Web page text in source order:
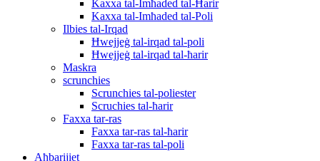
Kaxxa tal-Imħaded tal-Ħarir
Kaxxa tal-Imħaded tal-Poli
Ilbies tal-Irqad
Ħwejjeġ tal-irqad tal-poli
Ħwejjeġ tal-irqad tal-ħarir
Maskra
scrunchies
Scrunchies tal-poliester
Scruchies tal-ħarir
Faxxa tar-ras
Faxxa tar-ras tal-ħarir
Faxxa tar-ras tal-poli
Aħbarijiet